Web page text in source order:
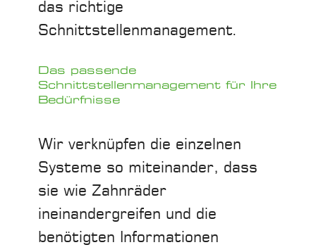
das richtige
Schnittstellenmanagement.
Das passende
Schnittstellenmanagement für Ihre
Bedürfnisse
Wir verknüpfen die einzelnen
Systeme so miteinander, dass
sie wie Zahnräder
ineinandergreifen und die
benötigten Informationen